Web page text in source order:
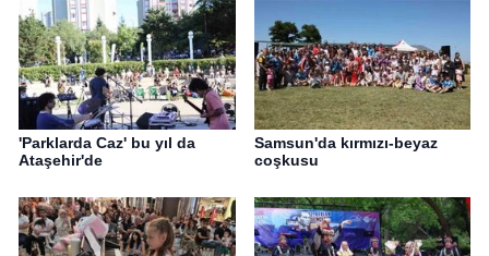
'Parklarda Caz' bu yıl da
Ataşehir'de
Samsun'da kırmızı-beyaz
coşkusu